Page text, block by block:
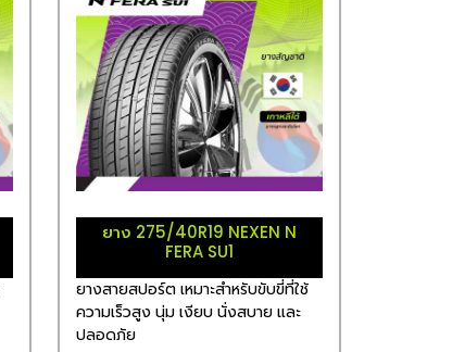
ยาง 275/40R19 NEXEN N
FERA SU1
ยางสายสปอร์ต เหมาะสำหรับขับขี่ที่ใช้
ความเร็วสูง นุ่ม เงียบ นั่งสบาย และ
ปลอดภัย